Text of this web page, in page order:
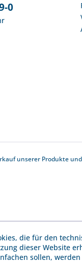
0
unserer Produkte
die für den
dieser Website
sollen,